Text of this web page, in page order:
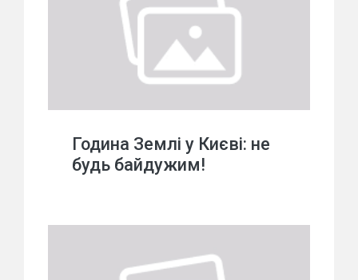
Година Землі у Києві: не
будь байдужим!